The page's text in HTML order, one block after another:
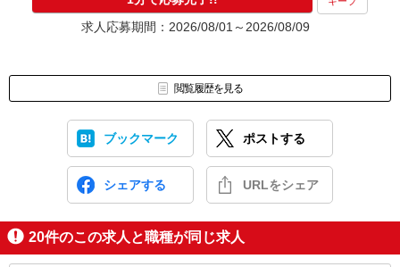
求人応募期間：2026/08/01～2026/08/09
閲覧履歴を見る
ブックマーク ポストする
シェアする URLをシェア
20件のこの求人と職種が同じ求人